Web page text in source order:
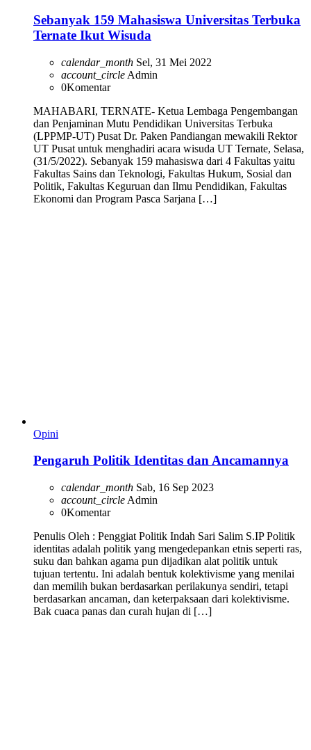
Sebanyak 159 Mahasiswa Universitas Terbuka
Ternate Ikut Wisuda
calendar_month Sel, 31 Mei 2022
account_circle Admin
0Komentar
MAHABARI, TERNATE- Ketua Lembaga Pengembangan
dan Penjaminan Mutu Pendidikan Universitas Terbuka
(LPPMP-UT) Pusat Dr. Paken Pandiangan mewakili Rektor
UT Pusat untuk menghadiri acara wisuda UT Ternate, Selasa,
(31/5/2022). Sebanyak 159 mahasiswa dari 4 Fakultas yaitu
Fakultas Sains dan Teknologi, Fakultas Hukum, Sosial dan
Politik, Fakultas Keguruan dan Ilmu Pendidikan, Fakultas
Ekonomi dan Program Pasca Sarjana […]
Opini
Pengaruh Politik Identitas dan Ancamannya
calendar_month Sab, 16 Sep 2023
account_circle Admin
0Komentar
Penulis Oleh : Penggiat Politik Indah Sari Salim S.IP Politik
identitas adalah politik yang mengedepankan etnis seperti ras,
suku dan bahkan agama pun dijadikan alat politik untuk
tujuan tertentu. Ini adalah bentuk kolektivisme yang menilai
dan memilih bukan berdasarkan perilakunya sendiri, tetapi
berdasarkan ancaman, dan keterpaksaan dari kolektivisme.
Bak cuaca panas dan curah hujan di […]